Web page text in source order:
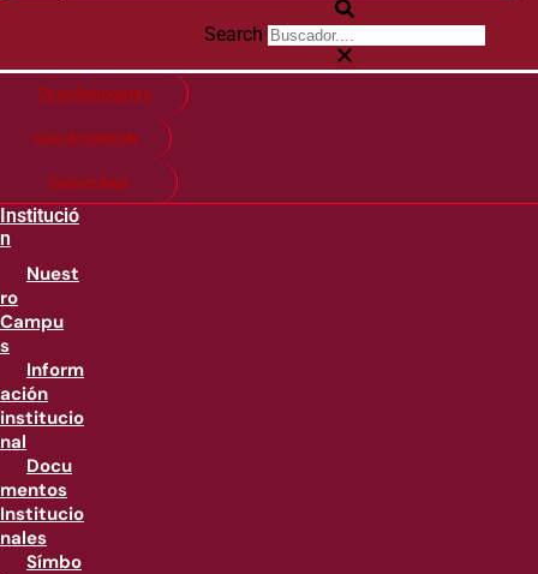
Search
Citas financieras
Guía de matricula
Pago en línea
Institució
n
Nuest
ro
Campu
s
Inform
ación
institucio
nal
Docu
mentos
Institucio
nales
Símbo